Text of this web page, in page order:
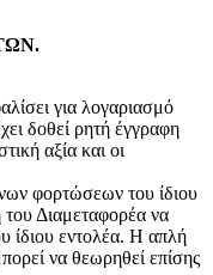
για λογαριασμό
δοθεί ρητή έγγραφη
αξία και οι
φορτώσεων του ίδιου
Διαμεταφορέα να
ίδιου εντολέα. Η απλή
να θεωρηθεί επίσης